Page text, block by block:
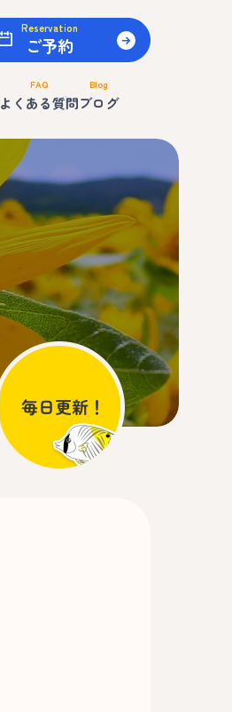
Reservation
ご予約
FAQ
よくある質問
Blog
ブログ